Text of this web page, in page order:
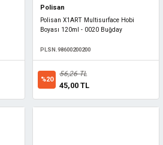
Polisan
Polisan X1ART Multisurface Hobi
Boyası 120ml - 0020 Buğday
PLSN.98600200200
%20
56,26 TL
45,00 TL